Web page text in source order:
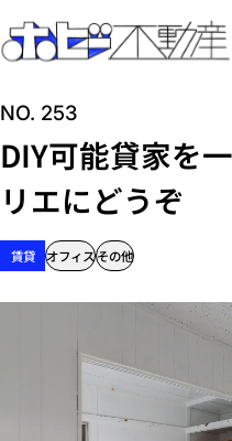
NO. 253
DIY可能貸家を
リエにどうぞ
賃貸 オフィスその他